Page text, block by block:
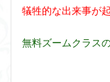
犠牲的な出来事が
無料ズームクラス